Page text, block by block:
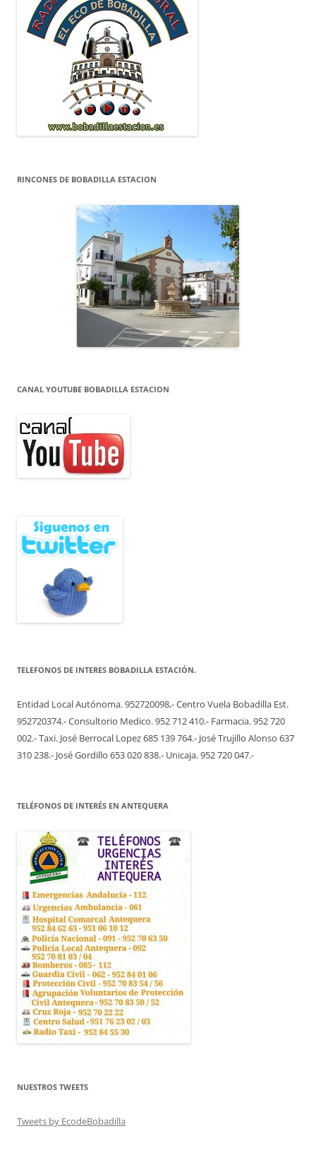
RINCONES DE BOBADILLA ESTACION
CANAL YOUTUBE BOBADILLA ESTACION
TELEFONOS DE INTERES BOBADILLA ESTACIÓN.
Entidad Local Autónoma. 952720098,- Centro Vuela Bobadilla Est.
952720374.- Consultorio Medico. 952 712 410.- Farmacia. 952 720
002.- Taxi. José Berrocal Lopez 685 139 764.- José Trujillo Alonso 637
310 238.- José Gordillo 653 020 838.- Unicaja. 952 720 047.-
TELÉFONOS DE INTERÉS EN ANTEQUERA
NUESTROS TWEETS
Tweets by EcodeBobadilla